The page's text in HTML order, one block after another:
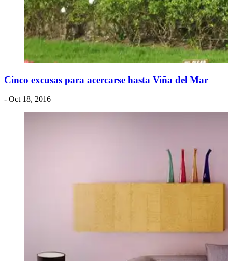
Cinco excusas para acercarse hasta Viña del Mar
- Oct 18, 2016